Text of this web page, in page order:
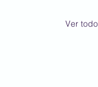
Ver todo